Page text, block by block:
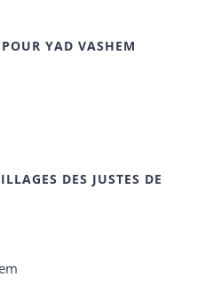
YAD VASHEM
DES JUSTES DE